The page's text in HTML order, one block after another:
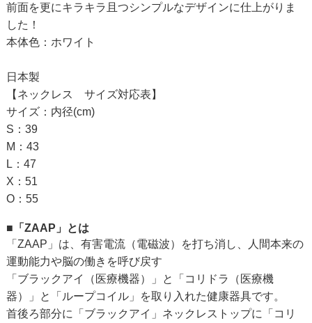
前面を更にキラキラ且つシンプルなデザインに仕上がりま
した！
本体色：ホワイト
日本製
【ネックレス サイズ対応表】
サイズ：内径(cm)
S：39
M：43
L：47
X：51
O：55
■「ZAAP」とは
「ZAAP」は、有害電流（電磁波）を打ち消し、人間本来の
運動能力や脳の働きを呼び戻す
「ブラックアイ（医療機器）」と「コリドラ（医療機
器）」と「ループコイル」を取り入れた健康器具です。
首後ろ部分に「ブラックアイ」ネックレストップに「コリ